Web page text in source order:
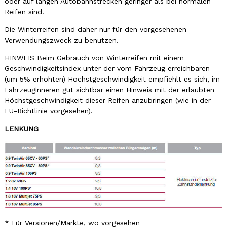
Reifen sind.
Die Winterreifen sind daher nur für den vorgesehenen
Verwendungszweck zu benutzen.
HINWEIS Beim Gebrauch von Winterreifen mit einem
Geschwindigkeitsindex unter der vom Fahrzeug erreichbaren
(um 5% erhöhten) Höchstgeschwindigkeit empfiehlt es sich, im
Fahrzeuginneren gut sichtbar einen Hinweis mit der erlaubten
Höchstgeschwindigkeit dieser Reifen anzubringen (wie in der
EU-Richtlinie vorgesehen).
LENKUNG
* Für Versionen/Märkte, wo vorgesehen